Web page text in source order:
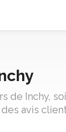
de Inchy,
avis